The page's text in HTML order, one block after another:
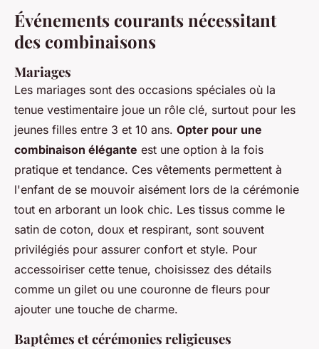
Événements courants nécessitant
des combinaisons
Mariages
Les mariages sont des occasions spéciales où la
tenue vestimentaire joue un rôle clé, surtout pour les
jeunes filles entre 3 et 10 ans. Opter pour une
combinaison élégante est une option à la fois
pratique et tendance. Ces vêtements permettent à
l'enfant de se mouvoir aisément lors de la cérémonie
tout en arborant un look chic. Les tissus comme le
satin de coton, doux et respirant, sont souvent
privilégiés pour assurer confort et style. Pour
accessoiriser cette tenue, choisissez des détails
comme un gilet ou une couronne de fleurs pour
ajouter une touche de charme.
Baptêmes et cérémonies religieuses